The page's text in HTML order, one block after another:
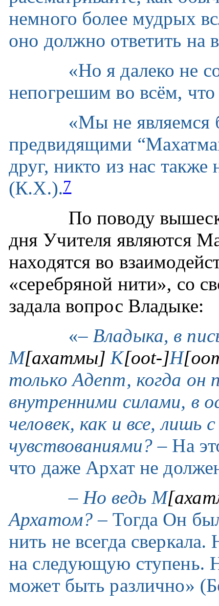
немного более мудрых
оно должно ответить
«Но я далеко не
непогрешим во всём,
«Мы не являемся
предвидящими
друг, никто из нас
(К.Х.).7
По поводу
дня Учителя являются
находятся во
«серебряной нити», со
задала вопрос Владыке:
«– Владыка, в
М[ахатмы] К[oot-]Н
только Адепт, когда он
внутренними силами, в
человек, как и все, лишь
чувствованиями?– На
что даже Архат не
– Но ведь М
Архатом? – Тогда Он
нить не всегда
на следующую ступень.
может быть различно»